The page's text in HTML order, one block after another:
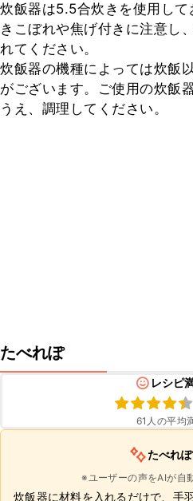
炊飯器は5.5合炊きを使用し
きこぼれや焦げ付きに注意し
れてください。
炊飯器の機種によっては炊飯
がございます。ご使用の炊飯
うえ、調理してください。
たべれぽ
レシピ
61 人の平均
たべれ
※ユーザーの声をAIが自
炊飯器に材料を入れるだけで、手